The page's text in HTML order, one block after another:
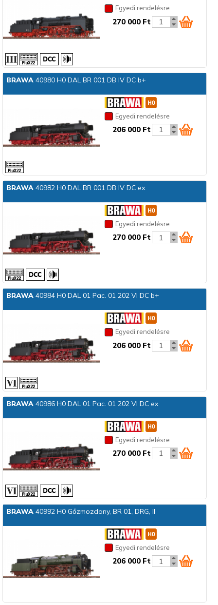
Egyedi rendelésre
270 000 Ft
BRAWA40980 H0 DAL BR 001 DB IV DC b+
Egyedi rendelésre
206 000 Ft
BRAWA40982 H0 DAL BR 001 DB IV DC ex
Egyedi rendelésre
270 000 Ft
BRAWA40984 H0 DAL 01 Pac. 01 202 VI DC b+
Egyedi rendelésre
206 000 Ft
BRAWA40986 H0 DAL 01 Pac. 01 202 VI DC ex
Egyedi rendelésre
270 000 Ft
BRAWA40992 H0 Gőzmozdony, BR 01, DRG, II
Egyedi rendelésre
206 000 Ft